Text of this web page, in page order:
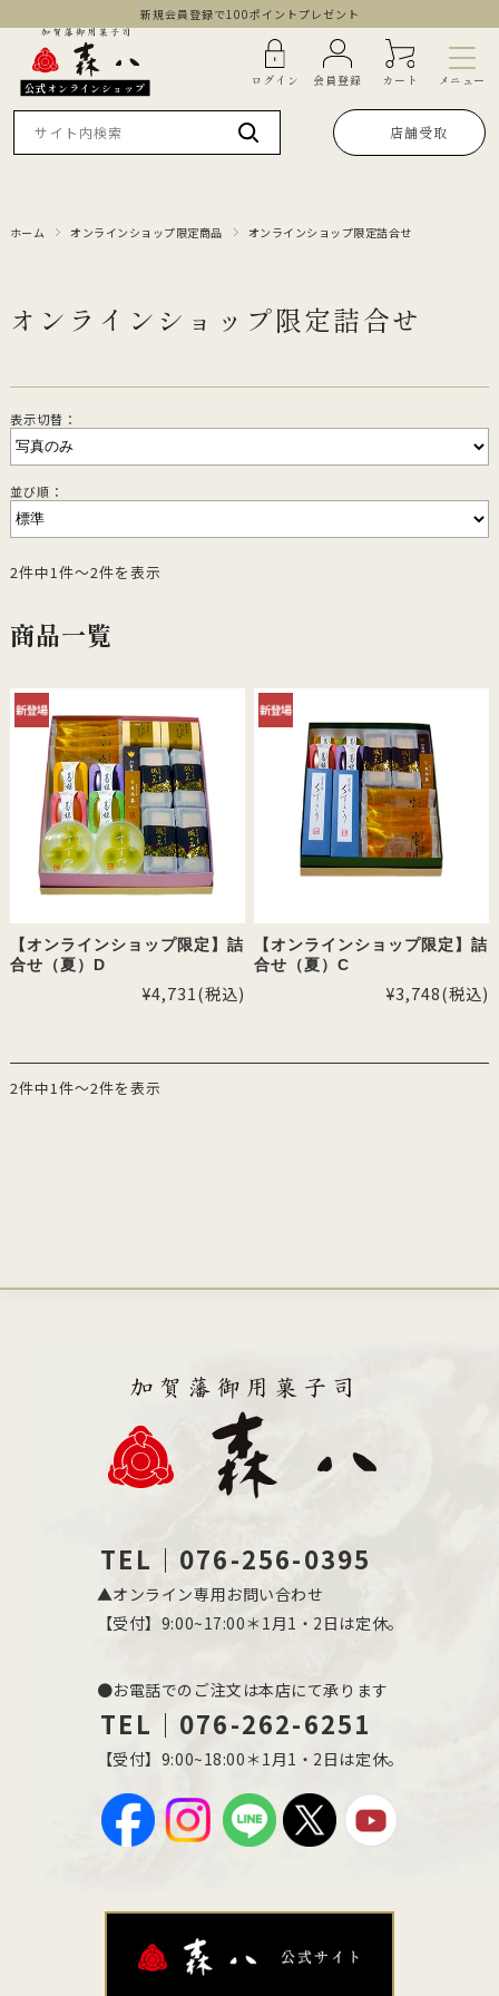
新規会員登録で100ポイントプレゼント
公式オンラインショップ ログイン 会員登録 カート メニュー
店舗受取
ホーム オンラインショップ限定商品 オンラインショップ限定詰合せ
オンラインショップ限定詰合せ
表示切替：
並び順：
2件中1件～2件を表示
商品一覧
【オンラインショップ限定】詰
合せ（夏）D
¥4,731(税込)
【オンラインショップ限定】詰
合せ（夏）C
¥3,748(税込)
2件中1件～2件を表示
TEL｜076-256-0395
▲オンライン専用お問い合わせ
【受付】9:00~17:00＊1月1・2日は定休。
●お電話でのご注文は本店にて承ります
TEL｜076-262-6251
【受付】9:00~18:00＊1月1・2日は定休。